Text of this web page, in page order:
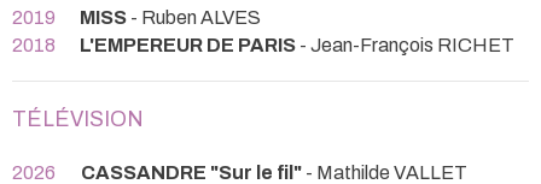
2019 MISS - Ruben ALVES
2018
L'EMPEREUR DE PARIS - Jean-François RICHET
TÉLÉVISION
2026 CASSANDRE "Sur le fil" - Mathilde VALLET